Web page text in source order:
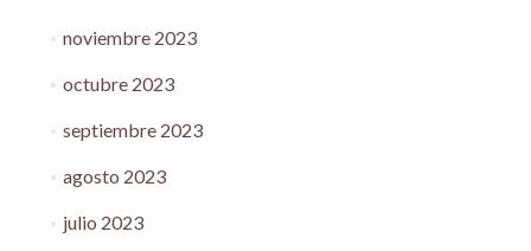
noviembre 2023
octubre 2023
septiembre 2023
agosto 2023
julio 2023